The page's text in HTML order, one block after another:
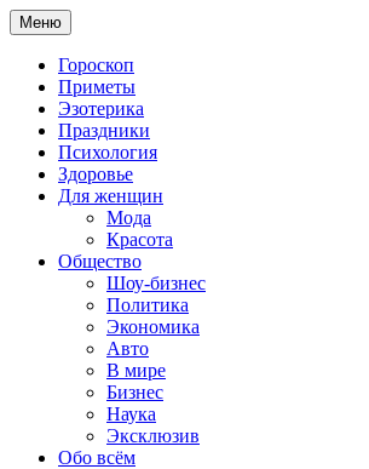
Меню
Гороскоп
Приметы
Эзотерика
Праздники
Психология
Здоровье
Для женщин
Мода
Красота
Общество
Шоу-бизнес
Политика
Экономика
Авто
В мире
Бизнес
Наука
Эксклюзив
Обо всём